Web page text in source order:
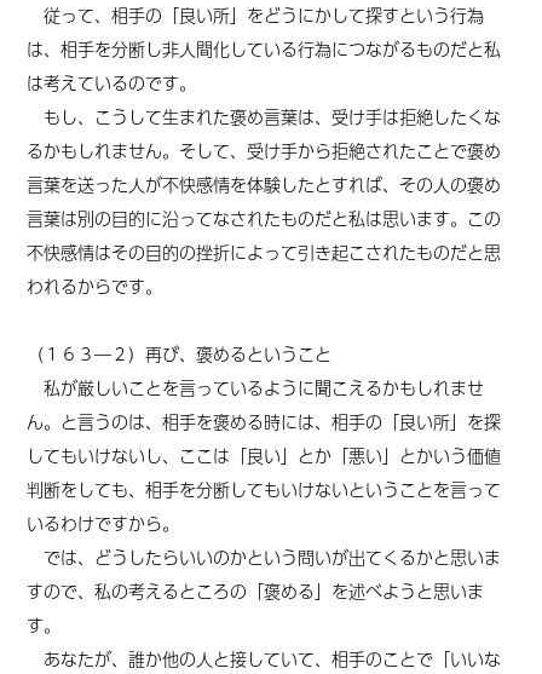
従って、相手の「良い所」をどうにかして探すという行為
は、相手を分断し非人間化している行為につながるものだと私
は考えているのです。
もし、こうして生まれた褒め言葉は、受け手は拒絶したくな
るかもしれません。そして、受け手から拒絶されたことで褒め
言葉を送った人が不快感情を体験したとすれば、その人の褒め
言葉は別の目的に沿ってなされたものだと私は思います。この
不快感情はその目的の挫折によって引き起こされたものだと思
われるからです。
（１６３―２）再び、褒めるということ
私が厳しいことを言っているように聞こえるかもしれませ
ん。と言うのは、相手を褒める時には、相手の「良い所」を探
してもいけないし、ここは「良い」とか「悪い」とかいう価値
判断をしても、相手を分断してもいけないということを言って
いるわけですから。
では、どうしたらいいのかという問いが出てくるかと思いま
すので、私の考えるところの「褒める」を述べようと思いま
す。
あなたが、誰か他の人と接していて、相手のことで「いいな